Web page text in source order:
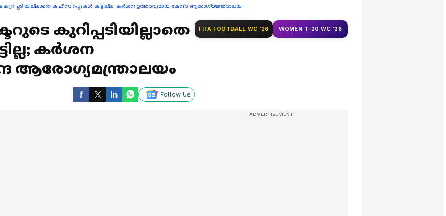
കഫ് സിറപ്പുകൾ കിട്ടില്ല; കര്‍ശന ഉത്തരവുമായി കേന്ദ്ര ആരോഗ്യമന്ത്രാലയം
കുറിപ്പടിയില്ലാതെ
കര്‍ശന
ആരോഗ്യമന്ത്രാലയം
Follow Us
FIFA FOOTBALL WC '26 WOMEN T-20 WC '26